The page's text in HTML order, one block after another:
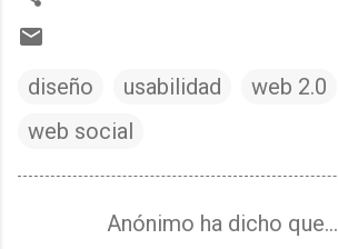
diseño usabilidad
web 2.0
web social
Anónimo ha dicho que…